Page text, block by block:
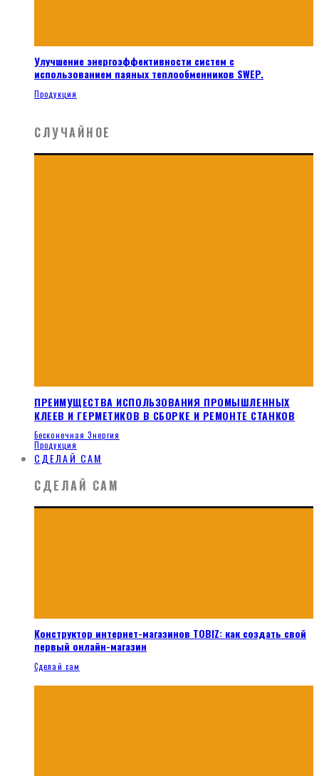
Улучшение энергоэффективности систем с
использованием паяных теплообменников SWEP.
Продукция
СЛУЧАЙНОЕ
ПРЕИМУЩЕСТВА ИСПОЛЬЗОВАНИЯ ПРОМЫШЛЕННЫХ
КЛЕЕВ И ГЕРМЕТИКОВ В СБОРКЕ И РЕМОНТЕ СТАНКОВ
Бесконечная Энергия
Продукция
СДЕЛАЙ САМ
СДЕЛАЙ САМ
Конструктор интернет-магазинов TOBIZ: как создать свой
первый онлайн-магазин
Сделай сам